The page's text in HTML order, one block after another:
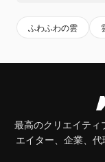
ふわふわの雲
最高のクリエイティ
エイター、企業、